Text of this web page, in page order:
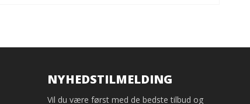
NYHEDSTILMELDING
Vil du være først med de bedste tilbud og